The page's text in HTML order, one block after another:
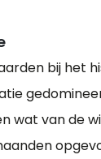
bij het
wat van de